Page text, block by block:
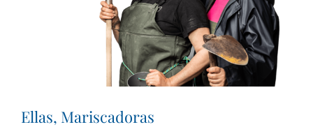
Ellas, Mariscadoras